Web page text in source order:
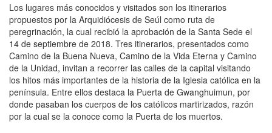
Los lugares más conocidos y visitados son los itinerarios
propuestos por la Arquidiócesis de Seúl como ruta de
peregrinación, la cual recibió la aprobación de la Santa Sede el
14 de septiembre de 2018. Tres itinerarios, presentados como
Camino de la Buena Nueva, Camino de la Vida Eterna y Camino
de la Unidad, invitan a recorrer las calles de la capital visitando
los hitos más importantes de la historia de la Iglesia católica en la
península. Entre ellos destaca la Puerta de Gwanghuimun, por
donde pasaban los cuerpos de los católicos martirizados, razón
por la cual se la conoce como la Puerta de los muertos.